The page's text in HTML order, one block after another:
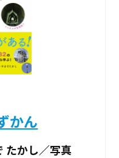
かん
かし／写真